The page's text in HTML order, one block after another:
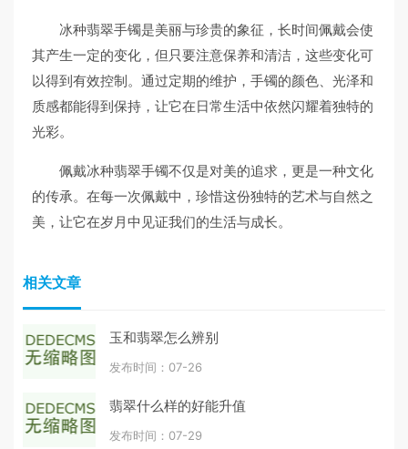
冰种翡翠手镯是美丽与珍贵的象征，长时间佩戴会使
其产生一定的变化，但只要注意保养和清洁，这些变化可
以得到有效控制。通过定期的维护，手镯的颜色、光泽和
质感都能得到保持，让它在日常生活中依然闪耀着独特的
光彩。
佩戴冰种翡翠手镯不仅是对美的追求，更是一种文化
的传承。在每一次佩戴中，珍惜这份独特的艺术与自然之
美，让它在岁月中见证我们的生活与成长。
相关文章
玉和翡翠怎么辨别
发布时间：07-26
翡翠什么样的好能升值
发布时间：07-29